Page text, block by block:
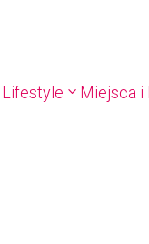
Lifestyle Miejsca i